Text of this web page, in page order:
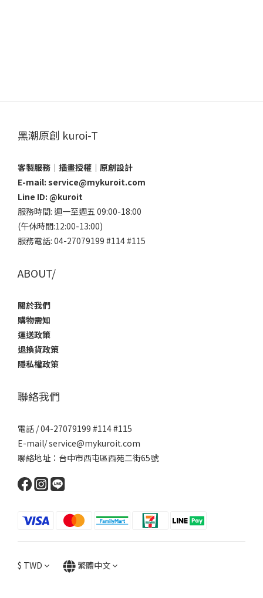
黑潮原創 kuroi-T
客製服務｜插畫授權｜原創設計
E-mail: service@mykuroit.com
Line ID: @kuroit
服務時間: 週一至週五 09:00-18:00
(午休時間:12:00-13:00)
服務電話: 04-27079199 #114 #115
ABOUT/
關於我們
購物需知
運送政策
退換貨政策
隱私權政策
聯絡我們
電話 / 04-27079199 #114 #115
E-mail/ service@mykuroit.com
聯絡地址：台中市西屯區西苑二街65號
$ TWD 繁體中文